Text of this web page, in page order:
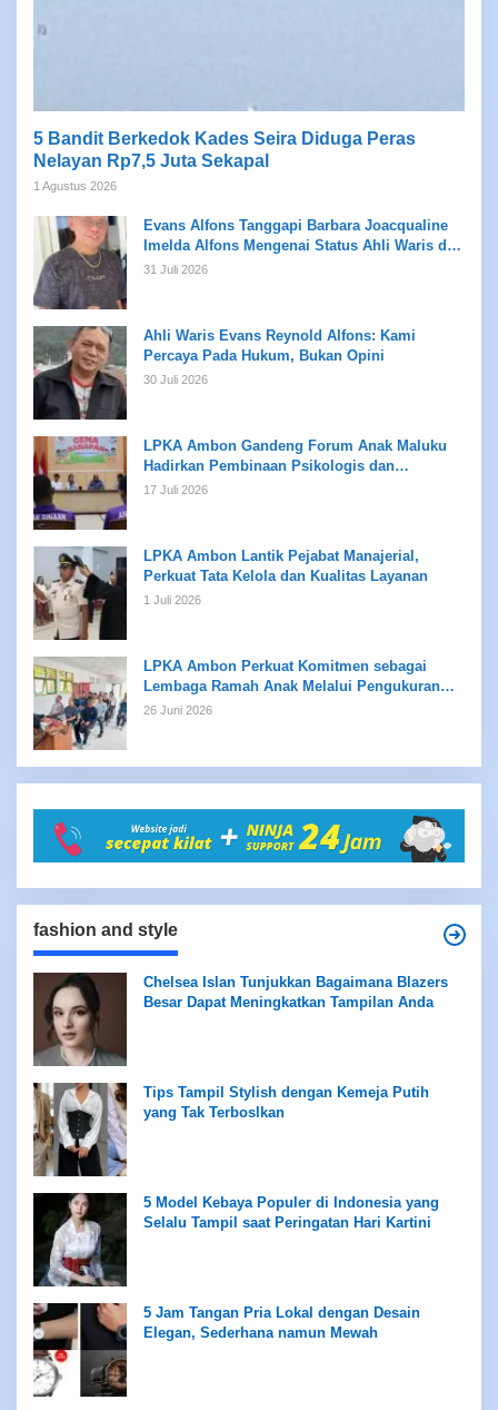
5 Bandit Berkedok Kades Seira Diduga Peras
Nelayan Rp7,5 Juta Sekapal
1 Agustus 2026
Evans Alfons Tanggapi Barbara Joacqualine
Imelda Alfons Mengenai Status Ahli Waris dan
Putusan Pengadilan
31 Juli 2026
Ahli Waris Evans Reynold Alfons: Kami
Percaya Pada Hukum, Bukan Opini
30 Juli 2026
LPKA Ambon Gandeng Forum Anak Maluku
Hadirkan Pembinaan Psikologis dan
Kreativitas bagi Anak Binaan
17 Juli 2026
LPKA Ambon Lantik Pejabat Manajerial,
Perkuat Tata Kelola dan Kualitas Layanan
1 Juli 2026
LPKA Ambon Perkuat Komitmen sebagai
Lembaga Ramah Anak Melalui Pengukuran
Standar LPKRA
26 Juni 2026
fashion and style
Chelsea Islan Tunjukkan Bagaimana Blazers
Besar Dapat Meningkatkan Tampilan Anda
Tips Tampil Stylish dengan Kemeja Putih
yang Tak Terboslkan
5 Model Kebaya Populer di Indonesia yang
Selalu Tampil saat Peringatan Hari Kartini
5 Jam Tangan Pria Lokal dengan Desain
Elegan, Sederhana namun Mewah